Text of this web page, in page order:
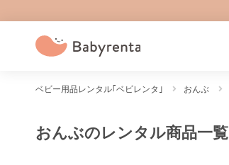
ベビー用品レンタル｢ベビレンタ｣ おんぶ
おんぶのレンタル商品一覧